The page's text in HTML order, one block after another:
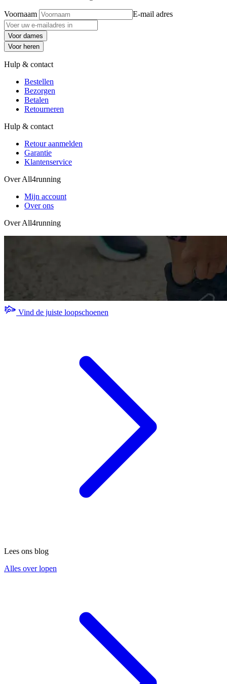
Voornaam E-mail adres
Voor dames
Voor heren
Hulp & contact
Bestellen
Bezorgen
Betalen
Retourneren
Hulp & contact
Retour aanmelden
Garantie
Klantenservice
Over All4running
Mijn account
Over ons
Over All4running
Vind de juiste loopschoenen
Lees ons blog
Alles over lopen